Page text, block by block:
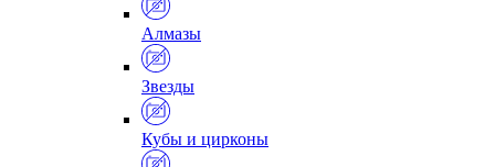
Алмазы
Звезды
Кубы и цирконы